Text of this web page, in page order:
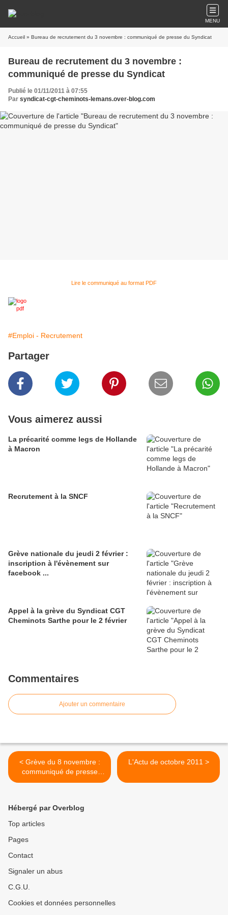
MENU
Accueil » Bureau de recrutement du 3 novembre : communiqué de presse du Syndicat
Bureau de recrutement du 3 novembre :
communiqué de presse du Syndicat
Publié le 01/11/2011 à 07:55
Par syndicat-cgt-cheminots-lemans.over-blog.com
Lire le communiqué au format PDF
#Emploi - Recrutement
Partager
Vous aimerez aussi
La précarité comme legs de Hollande
à Macron
Recrutement à la SNCF
Grève nationale du jeudi 2 février :
inscription à l'évènement sur
facebook ...
Appel à la grève du Syndicat CGT
Cheminots Sarthe pour le 2 février
Commentaires
Ajouter un commentaire
< Grève du 8 novembre :
communiqué de presse
Fédé CGT des cheminots
L'Actu de octobre 2011 >
Hébergé par Overblog
Top articles
Pages
Contact
Signaler un abus
C.G.U.
Cookies et données personnelles